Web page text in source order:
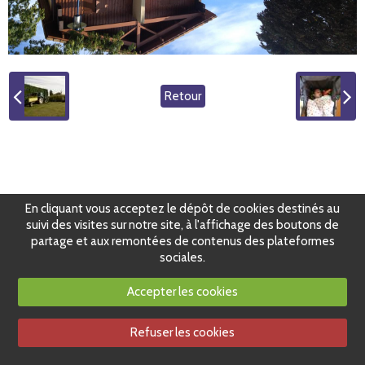
Retour
En cliquant vous acceptez le dépôt de cookies destinés au
suivi des visites sur notre site, à l'affichage des boutons de
partage et aux remontées de contenus des plateformes
sociales.
Accepter les cookies
Refuser les cookies